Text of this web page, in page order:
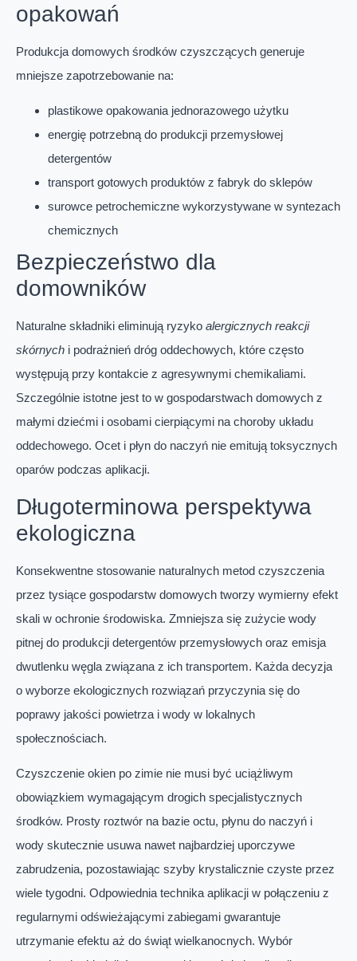
opakowań
Produkcja domowych środków czyszczących generuje
mniejsze zapotrzebowanie na:
plastikowe opakowania jednorazowego użytku
energię potrzebną do produkcji przemysłowej
detergentów
transport gotowych produktów z fabryk do sklepów
surowce petrochemiczne wykorzystywane w syntezach
chemicznych
Bezpieczeństwo dla
domowników
Naturalne składniki eliminują ryzyko alergicznych reakcji
skórnych i podrażnień dróg oddechowych, które często
występują przy kontakcie z agresywnymi chemikaliami.
Szczególnie istotne jest to w gospodarstwach domowych z
małymi dziećmi i osobami cierpiącymi na choroby układu
oddechowego. Ocet i płyn do naczyń nie emitują toksycznych
oparów podczas aplikacji.
Długoterminowa perspektywa
ekologiczna
Konsekwentne stosowanie naturalnych metod czyszczenia
przez tysiące gospodarstw domowych tworzy wymierny efekt
skali w ochronie środowiska. Zmniejsza się zużycie wody
pitnej do produkcji detergentów przemysłowych oraz emisja
dwutlenku węgla związana z ich transportem. Każda decyzja
o wyborze ekologicznych rozwiązań przyczynia się do
poprawy jakości powietrza i wody w lokalnych
społecznościach.
Czyszczenie okien po zimie nie musi być uciążliwym
obowiązkiem wymagającym drogich specjalistycznych
środków. Prosty roztwór na bazie octu, płynu do naczyń i
wody skutecznie usuwa nawet najbardziej uporczywe
zabrudzenia, pozostawiając szyby krystalicznie czyste przez
wiele tygodni. Odpowiednia technika aplikacji w połączeniu z
regularnymi odświeżającymi zabiegami gwarantuje
utrzymanie efektu aż do świąt wielkanocnych. Wybór